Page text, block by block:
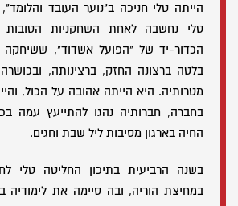
הייתה טלי חניכה ב"נוער העובד
טלי נחשבה לאחת השחקניות הטובות
הכדור-יד של "הפועל אשדוד", ששיחקה
בלטה ברצונה החזק, ברצינותה,
מטרותיה. היא הייתה אהובה על הכול,
בחברה, חברותיה נהגו להתייעץ עמה
החיה בארגון מסיבות ליל שבת וחגים.
בשנה הרביעית בתיכון החליטה טלי
במחיצת הוריה, ובה סיימה את לימודיה